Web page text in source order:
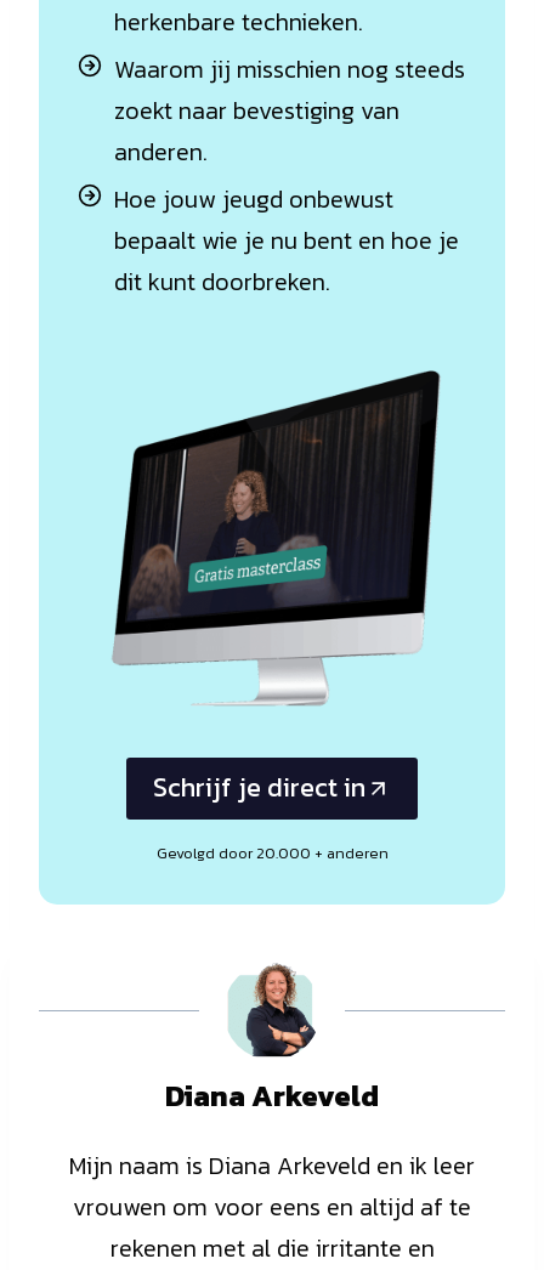
herkenbare technieken.
Waarom jij misschien nog steeds
zoekt naar bevestiging van
anderen.
Hoe jouw jeugd onbewust
bepaalt wie je nu bent en hoe je
dit kunt doorbreken.
Schrijf je direct in
Gevolgd door 20.000 + anderen
Diana Arkeveld
Mijn naam is Diana Arkeveld en ik leer
vrouwen om voor eens en altijd af te
rekenen met al die irritante en